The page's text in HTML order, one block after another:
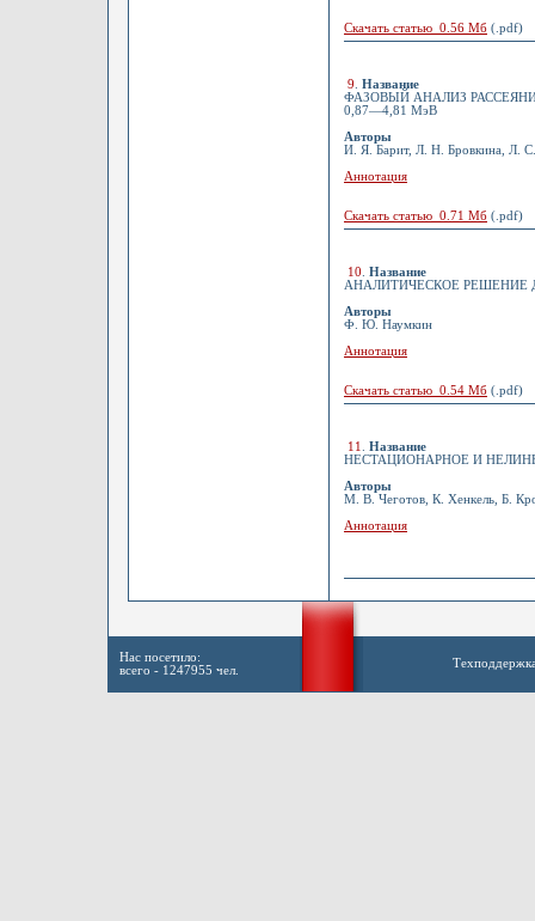
Скачать статью 0.56 Мб (.pdf)
9
Название
ФАЗОВЫЙ АНАЛИЗ
0,87—4,81 МэВ
Авторы
И. Я. Барит, Л. Н. Бровкина, Л.
Аннотация
Скачать статью 0.71 Мб (.pdf)
10
Название
АНАЛИТИЧЕСКОЕ РЕШЕНИЕ
Авторы
Ф. Ю. Наумкин
Аннотация
Скачать статью 0.54 Мб (.pdf)
11
Название
НЕСТАЦИОНАРНОЕ И
Авторы
М. В. Чеготов, К. Хенкель, Б.
Аннотация
Нас посетило:
всего - 1247955 чел.